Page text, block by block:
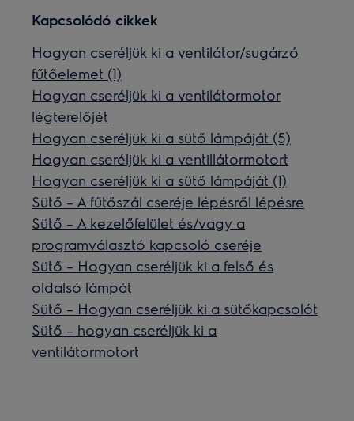
Kapcsolódó cikkek
Hogyan cseréljük ki a ventilátor/sugárzó
fűtőelemet (1)
Hogyan cseréljük ki a ventilátormotor
légterelőjét
Hogyan cseréljük ki a sütő lámpáját (5)
Hogyan cseréljük ki a ventillátormotort
Hogyan cseréljük ki a sütő lámpáját (1)
Sütő – A fűtőszál cseréje lépésről lépésre
Sütő – A kezelőfelület és/vagy a
programválasztó kapcsoló cseréje
Sütő – Hogyan cseréljük ki a felső és
oldalsó lámpát
Sütő – Hogyan cseréljük ki a sütőkapcsolót
Sütő – hogyan cseréljük ki a
ventilátormotort